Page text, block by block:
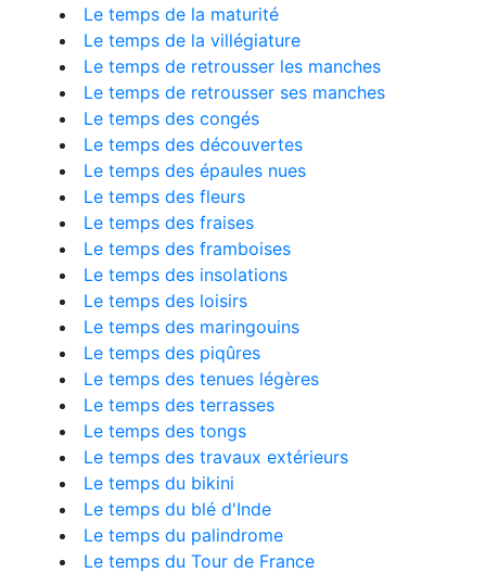
Le temps de la maturité
Le temps de la villégiature
Le temps de retrousser les manches
Le temps de retrousser ses manches
Le temps des congés
Le temps des découvertes
Le temps des épaules nues
Le temps des fleurs
Le temps des fraises
Le temps des framboises
Le temps des insolations
Le temps des loisirs
Le temps des maringouins
Le temps des piqûres
Le temps des tenues légères
Le temps des terrasses
Le temps des tongs
Le temps des travaux extérieurs
Le temps du bikini
Le temps du blé d'Inde
Le temps du palindrome
Le temps du Tour de France